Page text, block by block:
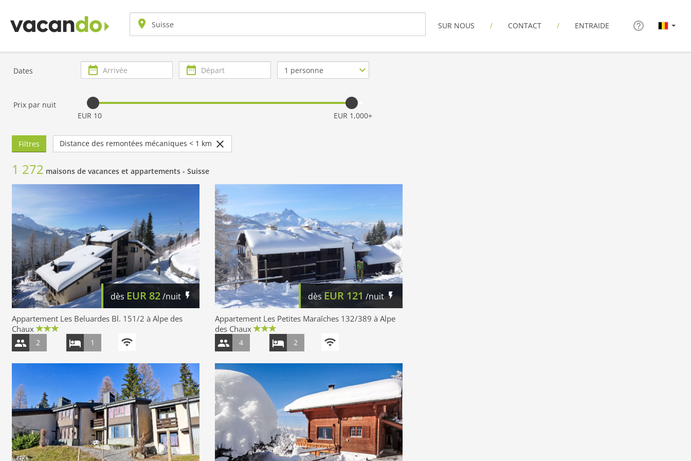
SUR NOUS CONTACT ENTRAIDE
Dates Arrivée Départ
Nb.
de
Prix par nuit
EUR 10
EUR 1,000+
Filtres Distance des remontées mécaniques < 1 km
1 272 maisons de vacances et appartements - Suisse
dès EUR 82/nuit
Appartement Les Beluardes Bl. 151/2 à Alpe des
Chaux
2 1
dès EUR 121 /nuit
Appartement Les Petites Maraîches 132/389 à Alpe
des Chaux
4 2